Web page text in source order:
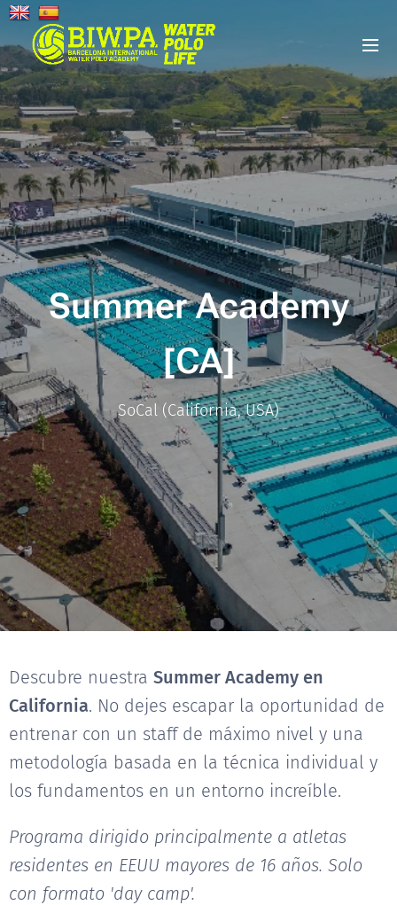
Summer Academy
[CA]
SoCal (California, USA)
Descubre nuestra Summer Academy en
California. No dejes escapar la oportunidad de
entrenar con un staff de máximo nivel y una
metodología basada en la técnica individual y
los fundamentos en un entorno increíble.
Programa dirigido principalmente a atletas
residentes en EEUU mayores de 16 años. Solo
con formato 'day camp'.